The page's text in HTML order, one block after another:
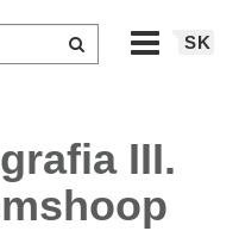
SK
III.